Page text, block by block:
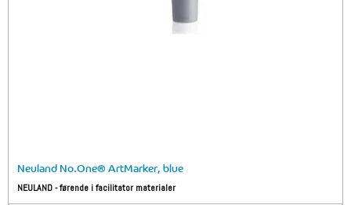
Neuland No.One® ArtMarker, blue
NEULAND - førende i facilitator materialer